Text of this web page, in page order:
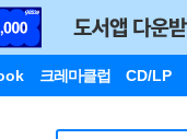
크레마클럽 CD/LP